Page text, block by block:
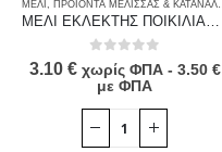
ΜΕΛΙ ΠΡΟΙΟΝΤΑ ΜΕΛΙΣΣΑΣ & ΚΑΤΑΝΑΛΩΤΗ
out of 5
3.10 € χωρίς ΦΠΑ - 3.50 €
με ΦΠΑ